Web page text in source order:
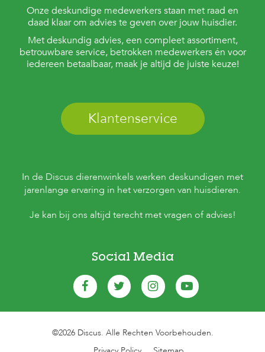
Onze deskundige medewerkers staan met raad en
daad klaar om advies te geven over jouw huisdier.
Met deskundig advies, een compleet assortiment,
betrouwbare service, betrokken medewerkers én voor
iedereen betaalbaar, maak je altijd de juiste keuze!
Klantenservice
In de Discus dierenwinkels werken deskundigen met
jarenlange ervaring in het verzorgen van huisdieren.
Je kan bij ons altijd terecht met vragen of advies!
Social Media
©2026 Discus. Alle Rechten Voorbehouden.